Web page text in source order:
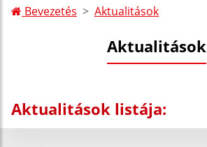
Bevezetés Aktualitások
Aktualitások
Aktualitások listája: